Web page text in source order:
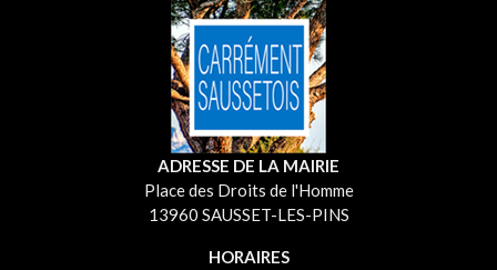
ADRESSE DE LA MAIRIE
Place des Droits de l'Homme
13960 SAUSSET-LES-PINS
HORAIRES